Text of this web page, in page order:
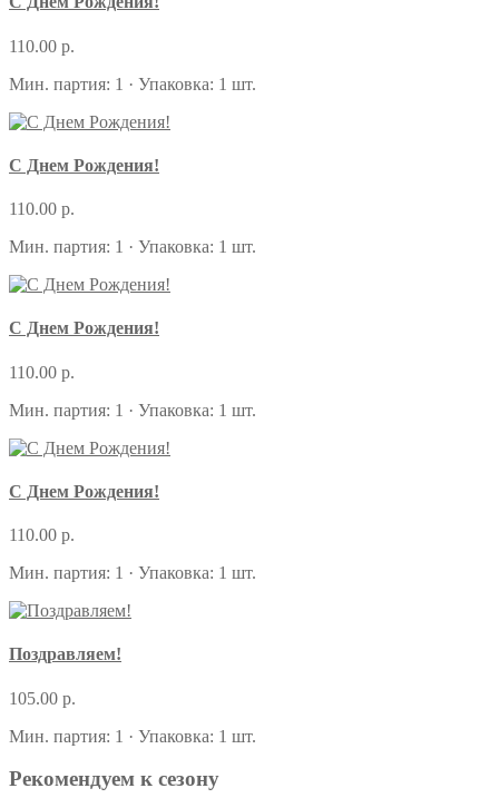
110.00 р.
Мин. партия: 1 · Упаковка: 1 шт.
С Днем Рождения!
110.00 р.
Мин. партия: 1 · Упаковка: 1 шт.
С Днем Рождения!
110.00 р.
Мин. партия: 1 · Упаковка: 1 шт.
С Днем Рождения!
110.00 р.
Мин. партия: 1 · Упаковка: 1 шт.
Поздравляем!
105.00 р.
Мин. партия: 1 · Упаковка: 1 шт.
Рекомендуем к сезону